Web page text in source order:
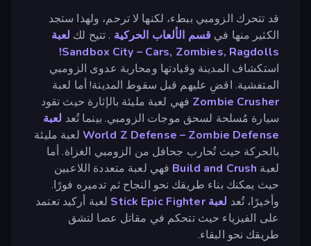
قد تتحرك الزومبي ببطء، لكنها لا ترحم، ولهذا ستجد
الكثير منها في قسم الألعاب الحركية . تتيح لك لعبة
Sandbox City – Cars, Zombies, Ragdolls!
استكشاف المدينة وقيادتها ومحاربة عدوى الزومبي
المتفشية. اقضِ عليهم قبل سقوط المدينة! أما لعبة
Zombie Crusher فهي لعبة مليئة بالإثارة حيث تقود
سيارة مُسلحة لسحق موجات الزومبي. بينما تُعد لعبة
World Z Defense – Zombie Defense لعبة مليئة
بالحركة حيث تُحارب جحافل من الزومبي الغزاة. أما
لعبة Build and Crush فهي لعبة متعددة اللاعبين
حيث يمكنك بناء طريقك نحو النجاح ثم تدميره فورًا.
وأخيرًا، تُعد لعبة Stick Epic Fighter
لعبة أركيد تعتمد
على الفيزياء حيث تتحكم في مقاتل عصا لتشق
طريقك نحو البقاء.